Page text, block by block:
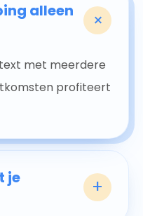
alleen
+
met meerdere
profiteert
je
+